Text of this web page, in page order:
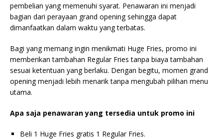
pembelian yang memenuhi syarat. Penawaran ini menjadi
bagian dari perayaan grand opening sehingga dapat
dimanfaatkan dalam waktu yang terbatas.
Bagi yang memang ingin menikmati Huge Fries, promo ini
memberikan tambahan Regular Fries tanpa biaya tambahan
sesuai ketentuan yang berlaku. Dengan begitu, momen grand
opening menjadi lebih menarik tanpa mengubah pilihan menu
utama.
Apa saja penawaran yang tersedia untuk promo ini
Beli 1 Huge Fries gratis 1 Regular Fries.